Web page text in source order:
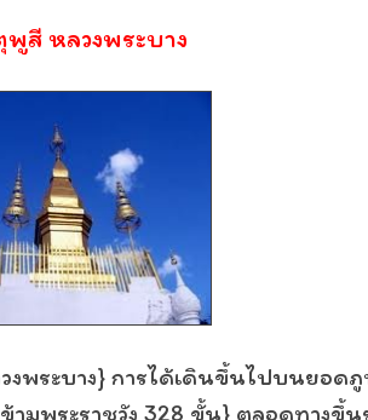
สี หลวงพระบาง
งพระบาง} การได้เดินขึ้นไปบนยอด
มพระราชวัง 328 ขั้น} ตลอดทางขึ้